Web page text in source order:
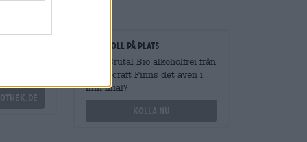
Kontroll på plats
Vara Brutal Bio alkoholfrei från
Wolfscraft Finns det även i
min filial?
Kolla nu